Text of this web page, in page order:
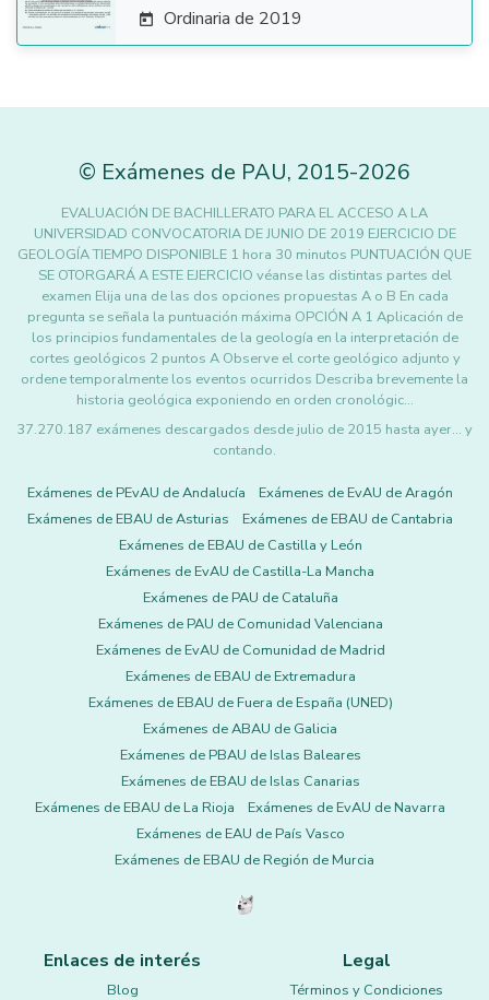
 Ordinaria de 2019
© Exámenes de PAU, 2015-2026
EVALUACIÓN DE BACHILLERATO PARA EL ACCESO A LA
UNIVERSIDAD CONVOCATORIA DE JUNIO DE 2019 EJERCICIO DE
GEOLOGÍA TIEMPO DISPONIBLE 1 hora 30 minutos PUNTUACIÓN QUE
SE OTORGARÁ A ESTE EJERCICIO véanse las distintas partes del
examen Elija una de las dos opciones propuestas A o B En cada
pregunta se señala la puntuación máxima OPCIÓN A 1 Aplicación de
los principios fundamentales de la geología en la interpretación de
cortes geológicos 2 puntos A Observe el corte geológico adjunto y
ordene temporalmente los eventos ocurridos Describa brevemente la
historia geológica exponiendo en orden cronológic…
37.270.187 exámenes descargados desde julio de 2015 hasta ayer... y
contando.
Exámenes de PEvAU de Andalucía
Exámenes de EvAU de Aragón
Exámenes de EBAU de Asturias
Exámenes de EBAU de Cantabria
Exámenes de EBAU de Castilla y León
Exámenes de EvAU de Castilla-La Mancha
Exámenes de PAU de Cataluña
Exámenes de PAU de Comunidad Valenciana
Exámenes de EvAU de Comunidad de Madrid
Exámenes de EBAU de Extremadura
Exámenes de EBAU de Fuera de España (UNED)
Exámenes de ABAU de Galicia
Exámenes de PBAU de Islas Baleares
Exámenes de EBAU de Islas Canarias
Exámenes de EBAU de La Rioja
Exámenes de EvAU de Navarra
Exámenes de EAU de País Vasco
Exámenes de EBAU de Región de Murcia
Enlaces de interés
Blog
Legal
Términos y Condiciones